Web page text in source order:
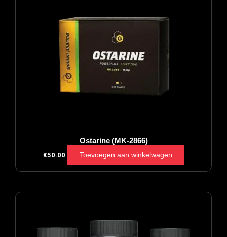
Ostarine (MK-2866)
€50.00 Toevoegen aan winkelwagen